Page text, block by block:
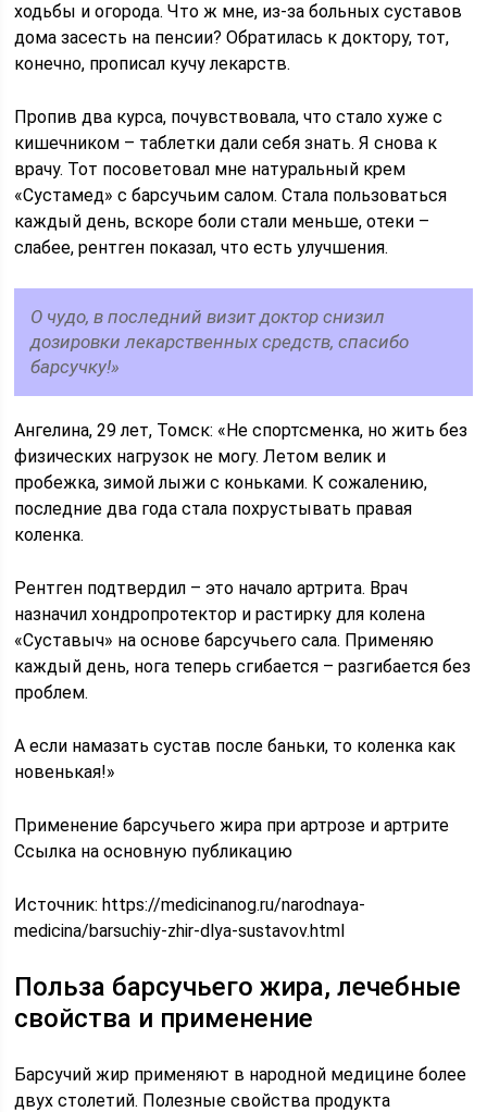
ходьбы и огорода. Что ж мне, из-за больных суставов
дома засесть на пенсии? Обратилась к доктору, тот,
конечно, прописал кучу лекарств.
Пропив два курса, почувствовала, что стало хуже с
кишечником – таблетки дали себя знать. Я снова к
врачу. Тот посоветовал мне натуральный крем
«Сустамед» с барсучьим салом. Стала пользоваться
каждый день, вскоре боли стали меньше, отеки –
слабее, рентген показал, что есть улучшения.
О чудо, в последний визит доктор снизил
дозировки лекарственных средств, спасибо
барсучку!»
Ангелина, 29 лет, Томск: «Не спортсменка, но жить без
физических нагрузок не могу. Летом велик и
пробежка, зимой лыжи с коньками. К сожалению,
последние два года стала похрустывать правая
коленка.
Рентген подтвердил – это начало артрита. Врач
назначил хондропротектор и растирку для колена
«Суставыч» на основе барсучьего сала. Применяю
каждый день, нога теперь сгибается – разгибается без
проблем.
А если намазать сустав после баньки, то коленка как
новенькая!»
Применение барсучьего жира при артрозе и артрите
Ссылка на основную публикацию
Источник:https://medicinanog.ru/narodnaya-
medicina/barsuchiy-zhir-dlya-sustavov.html
Польза барсучьего жира, лечебные
свойства и применение
Барсучий жир применяют в народной медицине более
двух столетий. Полезные свойства продукта